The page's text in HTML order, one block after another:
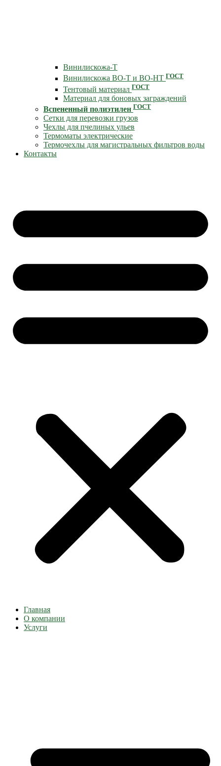
Винилискожа-Т
Винилискожа ВО-Т и ВО-НТ ГОСТ
Тентовый материал ГОСТ
Материал для боновых заграждений
Вспененный полиэтилен ГОСТ
Сетки для перевозки грузов
Чехлы для пчелиных ульев
Термоматы электрические
Термочехлы для магистральных фильтров воды
Контакты
Главная
О компании
Услуги